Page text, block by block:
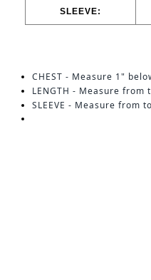
SLEEVE:
CHEST - Measure 1"
LENGTH - Measure
SLEEVE - Measure from